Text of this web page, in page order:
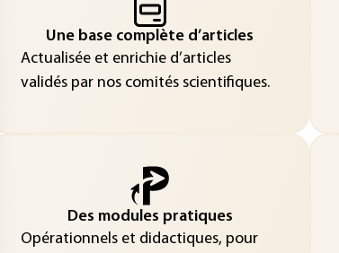
Une base complète d’articles
Actualisée et enrichie d’articles
validés par nos comités scientifiques.
Des modules pratiques
Opérationnels et didactiques, pour